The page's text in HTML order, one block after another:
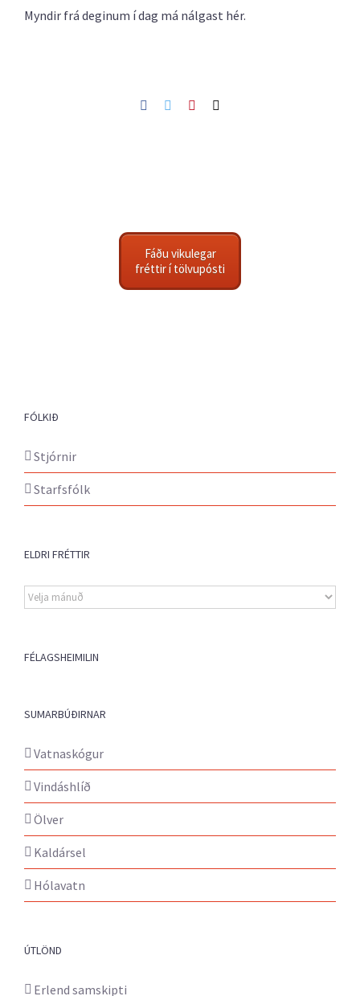
Myndir frá deginum í dag má nálgast hér.
Facebook
TwitterPinterest
Fáðu vikulegar
fréttir í tölvupósti
FÓLKIÐ
Stjórnir
Starfsfólk
ELDRI FRÉTTIR
Eldri
fréttir
FÉLAGSHEIMILIN
SUMARBÚÐIRNAR
Vatnaskógur
Vindáshlíð
Ölver
Kaldársel
Hólavatn
ÚTLÖND
Erlend samskipti